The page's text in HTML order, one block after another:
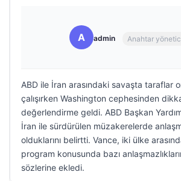
A admin Anahtar
ABD ile İran arasındaki savaşta taraflar
çalışırken Washington cephesinden
değerlendirme geldi. ABD Başkan
İran ile sürdürülen müzakerelerde
olduklarını belirtti. Vance, iki ülke
program konusunda bazı
sözlerine ekledi.